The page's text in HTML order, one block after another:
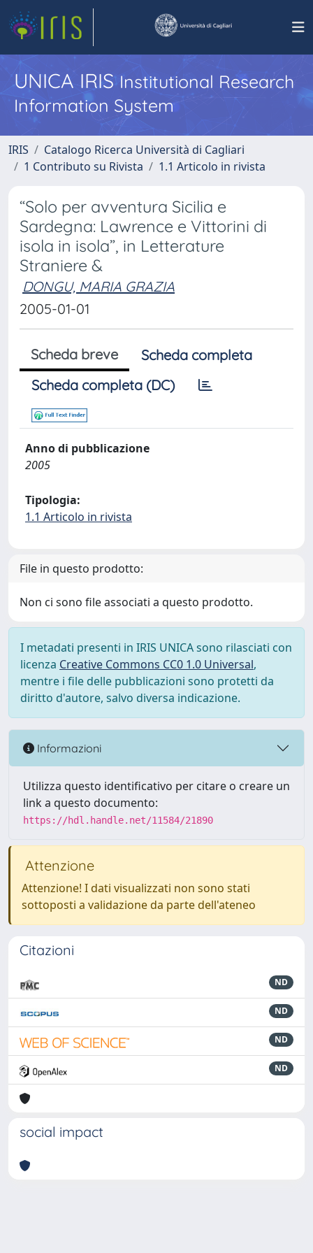
UNICA IRISInstitutional Research
Information System
IRIS
Catalogo Ricerca Università di Cagliari
1 Contributo su Rivista
1.1 Articolo in rivista
“Solo per avventura Sicilia e
Sardegna: Lawrence e Vittorini di
isola in isola”, in Letterature
Straniere &
DONGU, MARIA GRAZIA
2005-01-01
Scheda breve
Scheda completa
Scheda completa (DC)
Anno di pubblicazione
2005
Tipologia:
1.1 Articolo in rivista
File in questo prodotto:
Non ci sono file associati a questo prodotto.
I metadati presenti in IRIS UNICA sono rilasciati con
licenza Creative Commons CC0 1.0 Universal,
mentre i file delle pubblicazioni sono protetti da
diritto d'autore, salvo diversa indicazione.
Informazioni
Utilizza questo identificativo per citare o creare un
link a questo documento:
https://hdl.handle.net/11584/21890
Attenzione
Attenzione! I dati visualizzati non sono stati
sottoposti a validazione da parte dell'ateneo
Citazioni
ND
ND
ND
ND
social impact